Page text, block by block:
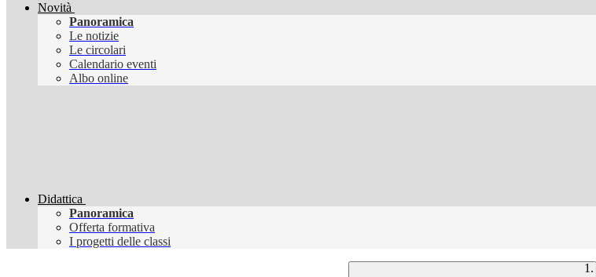
Novità
Panoramica
Le notizie
Le circolari
Calendario eventi
Albo online
Didattica
Panoramica
Offerta formativa
I progetti delle classi